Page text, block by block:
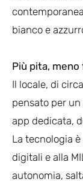
bianco e
Più pita, meno
Il locale, di
pensato per
app dedicata,
La tecnologia
digitali e alla
autonomia,